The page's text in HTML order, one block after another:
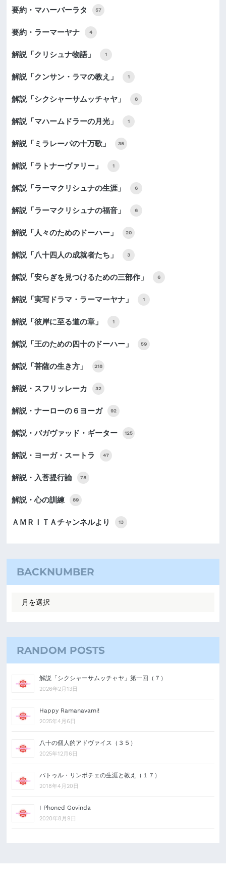
要約・マハーバーラタ 57
要約・ラーマーヤナ 4
解説「クリシュナ物語」 1
解説「クンサン・ラマの教え」 1
解説「シクシャーサムッチャヤ」 8
解説「マハームドラーの月光」 1
解説「ミラレーパの十万歌」 35
解説「ラトナーヴァリー」 1
解説「ラーマクリシュナの生涯」 6
解説「ラーマクリシュナの福音」 6
解説「人々のためのドーハー」 20
解説「八十四人の成就者たち」 3
解説「安らぎを見つけるための三部作」 6
解説「実写ドラマ・ラーマーヤナ」 1
解説「彼岸に至る道の章」 1
解説「王のための四十のドーハー」 59
解説「菩薩の生き方」 218
解説・スフリッレーカ 32
解説・ナーローの６ヨーガ 92
解説・バガヴァッド・ギーター 125
解説・ヨーガ・スートラ 47
解説・入菩提行論 78
解説・心の訓練 89
ＡＭＲＩＴＡチャンネルより 13
BACKNUMBER
RANDOM POSTS
解説「シクシャーサムッチャヤ」第一回（７）
2026年2月13日
Happy Ramanavami!
2025年4月6日
八十の個人的アドヴァイス（３５）
2025年12月6日
パトゥル・リンポチェの生涯と教え（１７）
2018年4月20日
I Phoned Govinda
2020年8月9日